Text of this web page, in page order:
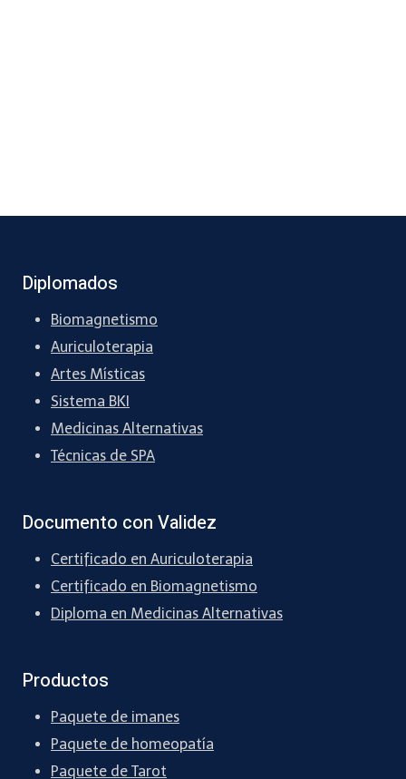
Diplomados
Biomagnetismo
Auriculoterapia
Artes Místicas
Sistema BKI
Medicinas Alternativas
Técnicas de SPA
Documento con Validez
Certificado en Auriculoterapia
Certificado en Biomagnetismo
Diploma en Medicinas Alternativas
Productos
Paquete de imanes
Paquete de homeopatía
Paquete de Tarot